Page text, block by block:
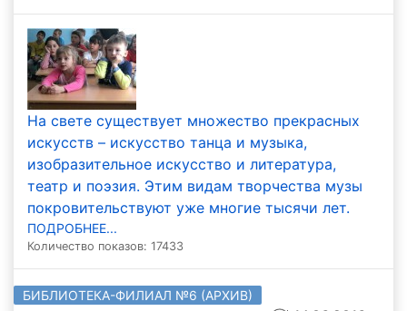
На свете существует множество прекрасных
искусств – искусство танца и музыка,
изобразительное искусство и литература,
театр и поэзия. Этим видам творчества музы
покровительствуют уже многие тысячи лет.
ПОДРОБНЕЕ...
Количество показов: 17433
БИБЛИОТЕКА-ФИЛИАЛ №6 (АРХИВ)